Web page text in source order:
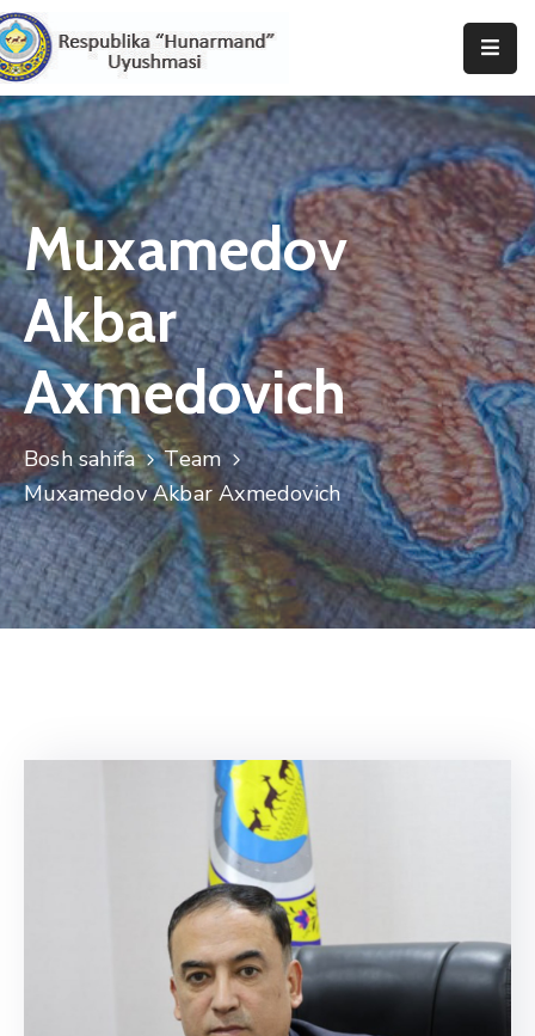
Bosh
Sahifa
Uyushma
Haqida
Tadbirlar
Milliy
Katalog
Matbuot
Xizmati
Muxamedov
Akbar
Axmedovich
Bosh sahifa
Team
Muxamedov Akbar Axmedovich